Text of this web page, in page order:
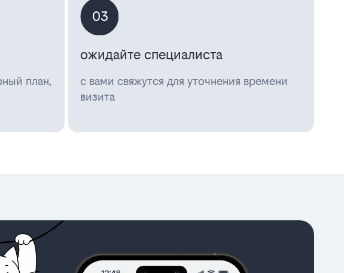
план,
03
ожидайте специалиста
с вами свяжутся для уточнения времени
визита